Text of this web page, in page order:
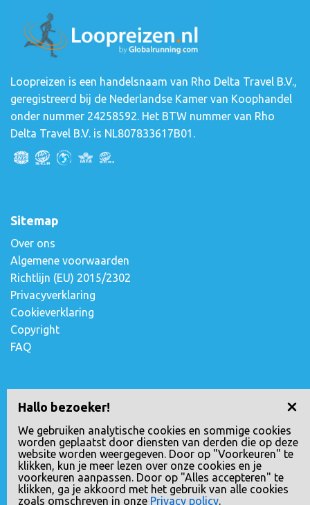
Hallo bezoeker!
We gebruiken analytische cookies en sommige cookies
worden geplaatst door diensten van derden die op deze
website worden weergegeven. Door op "Voorkeuren" te
klikken, kun je meer lezen over onze cookies en je
voorkeuren aanpassen. Door op "Alles accepteren" te
klikken, ga je akkoord met het gebruik van alle cookies
zoals omschreven in onze Privacy policy.
Loopreizen is een handelsnaam van Rho Delta Travel B.V.,
geregistreerd bij de Nederlandse Kamer van Koophandel
onder nummer 24258592. Het BTW nummer van Rho
Delta Travel B.V. is NL807833617B01.
Sitemap
Over ons
Algemene voorwaarden
Richtlijn (EU) 2015/2302
Privacyverklaring
Cookieverklaring
Copyright
FAQ
Contact opnemen
Escudostraat 2
2991 XV Barendrecht, Nederland
010-4971180
info@loopreizen.nl
KVK nr.: 24258592